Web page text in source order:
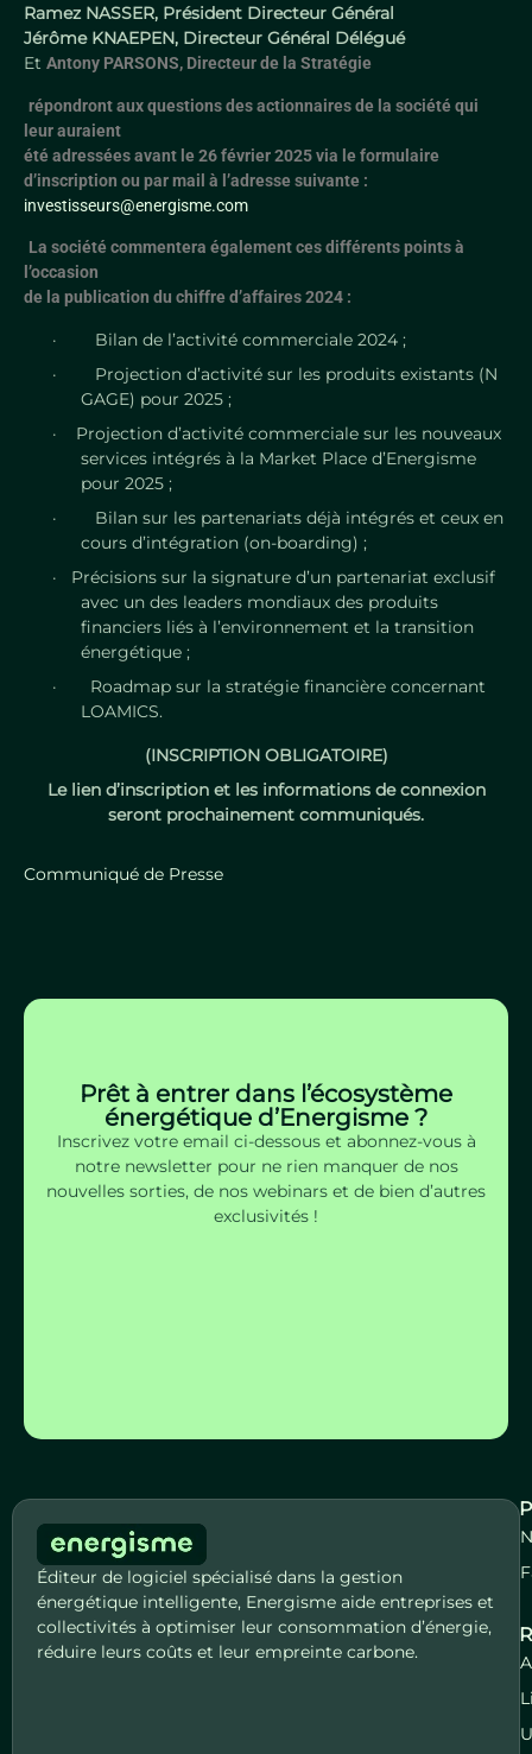
Ramez NASSER, Président Directeur Général
Jérôme KNAEPEN, Directeur Général Délégué
Et Antony PARSONS, Directeur de la Stratégie
répondront aux questions des actionnaires de la société qui
leur auraient
été adressées avant le 26 février 2025 via le formulaire
d’inscription ou par mail à l’adresse suivante :
investisseurs@energisme.com
La société commentera également ces différents pointsà
l’occasion
de la publication du chiffre d’affaires 2024 :
· Bilan de l’activité commerciale 2024 ;
· Projection d’activité sur les produits existants (N
GAGE) pour 2025 ;
· Projection d’activité commerciale sur les nouveaux
services intégrés à la Market Place d’Energisme
pour 2025 ;
· Bilan sur les partenariats déjà intégrés et ceux en
cours d’intégration (on-boarding) ;
· Précisions sur la signature d’un partenariat exclusif
avec un des leaders mondiaux des produits
financiers liés à l’environnement et la transition
énergétique ;
· Roadmap sur la stratégie financière concernant
LOAMICS.
(INSCRIPTION OBLIGATOIRE)
Le lien d’inscription et les informations de connexion
seront prochainement communiqués.
Communiqué de Presse
Prêt à entrer dans l’écosystème
énergétique d’Energisme ?
Inscrivez votre email ci-dessous et abonnez-vous à
notre newsletter pour ne rien manquer de nos
nouvelles sorties, de nos webinars et de bien d’autres
exclusivités !
Éditeur de logiciel spécialisé dans la gestion
énergétique intelligente, Energisme aide entreprises et
collectivités à optimiser leur consommation d’énergie,
réduire leurs coûts et leur empreinte carbone.